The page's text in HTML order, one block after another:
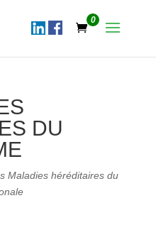
0
DU
Maladies héréditaires du